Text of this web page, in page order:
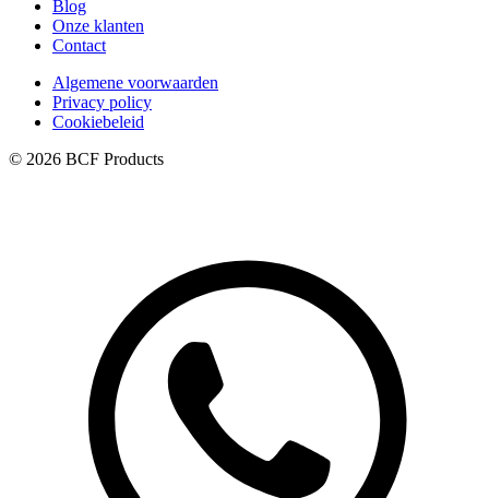
Blog
Onze klanten
Contact
Algemene voorwaarden
Privacy policy
Cookiebeleid
© 2026 BCF Products